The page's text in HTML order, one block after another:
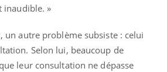
inaudible. »
un autre problème subsiste : celui
Selon lui, beaucoup de
leur consultation ne dépasse